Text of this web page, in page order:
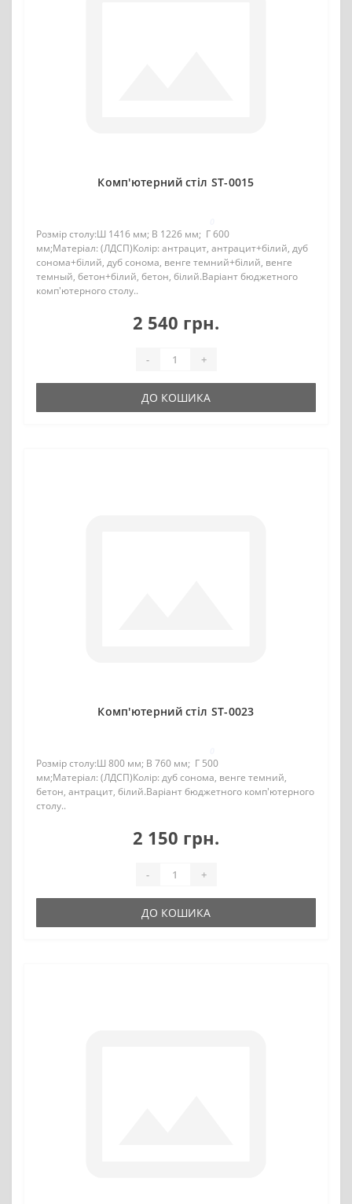
Комп'ютерний стіл ST-0015
Розмір столу:Ш 1416 мм; В 1226 мм; Г 600
мм;Матеріал: (ЛДСП)Колір: антрацит, антрацит+білий, дуб
сонома+білий, дуб сонома, венге темний+білий, венге
темный, бетон+білий, бетон, білий.Варіант бюджетного
комп'ютерного столу..
2 540 грн.
- +
ДО КОШИКА
Комп'ютерний стіл ST-0023
Розмір столу:Ш 800 мм; В 760 мм; Г 500
мм;Матеріал: (ЛДСП)Колір: дуб сонома, венге темний,
бетон, антрацит, білий.Варіант бюджетного комп'ютерного
столу..
2 150 грн.
- +
ДО КОШИКА